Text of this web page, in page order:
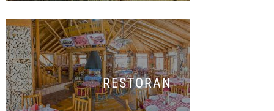
RESTORAN